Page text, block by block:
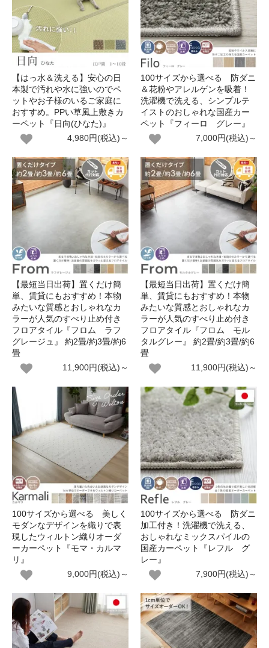
【はっ水＆洗える】安心の日
本製で汚れや水に強いのでペ
ットやお子様のいるご家庭に
おすすめ。PPい草風上敷きカ
ーペット『日向(ひなた)』
4,980円(税込)～
100サイズから選べる 防ダニ
＆花粉やアレルゲンを吸着！
洗濯機で洗える、シンプルテ
イストのおしゃれな国産カー
ペット『フィーロ グレー』
7,000円(税込)～
【最短当日出荷】置くだけ簡
単、賃貸にもおすすめ！本物
みたいな質感とおしゃれなカ
ラーが人気のすべり止め付き
フロアタイル『フロム ラフ
グレージュ』 約2畳/約3畳/約6
畳
11,900円(税込)～
【最短当日出荷】置くだけ簡
単、賃貸にもおすすめ！本物
みたいな質感とおしゃれなカ
ラーが人気のすべり止め付き
フロアタイル『フロム モル
タルグレー』 約2畳/約3畳/約6
畳
11,900円(税込)～
100サイズから選べる 美しく
モダンなデザインを織りで表
現したウィルトン織りオーダ
ーカーペット『モマ・カルマ
リ』
9,000円(税込)～
100サイズから選べる 防ダニ
加工付き！洗濯機で洗える、
おしゃれなミックスパイルの
国産カーペット『レフル グ
レー』
7,900円(税込)～